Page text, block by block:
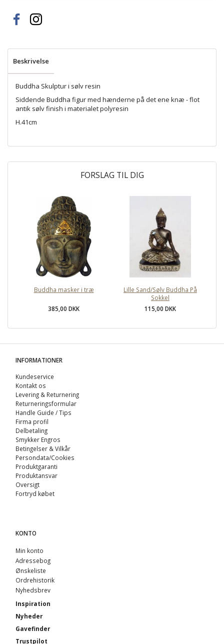
Beskrivelse
Buddha Skulptur i sølv resin
Siddende Buddha figur med hænderne på det ene knæ - flot
antik sølv finish i materialet polyresin
H.41cm
FORSLAG TIL DIG
Buddha masker i træ
385,00 DKK
Lille Sand/Sølv Buddha På
Sokkel
115,00 DKK
INFORMATIONER
Kundeservice
Kontakt os
Levering & Returnering
Returneringsformular
Handle Guide / Tips
Firma profil
Delbetaling
Smykker Engros
Betingelser & Vilkår
Persondata/Cookies
Produktgaranti
Produktansvar
Oversigt
Fortryd købet
KONTO
Min konto
Adressebog
Ønskeliste
Ordrehistorik
Nyhedsbrev
Inspiration
Nyheder
Gavefinder
Trustpilot